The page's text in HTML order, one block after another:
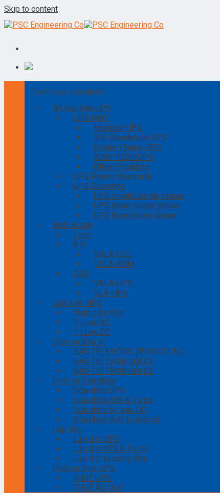
Skip to content
Danh mục sản phẩm
Bộ lưu điện UPS
UPS INVT
Modular-UPS
3-3-Standalone-UPS
Single-Phase-UPS
208V-120V-UPS
Other-Products
UPS Power Elektronik
UPS Socomec
UPS single/single-phase
UPS three/single phase
UPS three/three phase
Bình ắc quy
Light
B.B
VRLA-GEL
VRLA-AGM
C&D
VRLA-UPS
VLA-UPS
Linh kiện UPS
Quạt giải nhiệt
Tụ Lọc AC
Tụ Lọc DC
Dịch vụ Bảo trì
BẢO TRÌ KHÔNG TRỌN GÓI NC
BẢO TRÌ TRỌN GÓI C1
BẢO TRÌ TRỌN GÓI C2
Dịch vụ Sửa chữa
Sửa chữa UPS
Sửa chữa ATS & Tụ bù
Sửa chữa bộ sạc DC
Sửa chữa thiết bị điện tử
Lắp đặt
Lắp đặt UPS
Lắp đặt ATS & Tụ bù
Lắp đặt tủ bảng điện
Dịch vụ thuê UPS
THUÊ UPS
THUÊ ẮC QUY